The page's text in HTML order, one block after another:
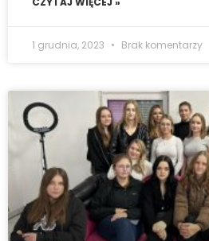
1 grudnia, 2023 Brak komentarzy